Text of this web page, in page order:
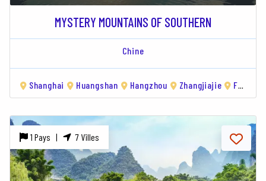
MYSTERY MOUNTAINS OF SOUTHERN
Chine
Shanghai Huangshan Hangzhou Zhangjiajie Fenghuang
1 Pays | 7 Villes